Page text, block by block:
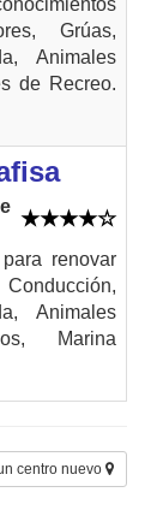
Grúas,
Animales
de Recreo.
renovar
Animales
Marina
centro nuevo